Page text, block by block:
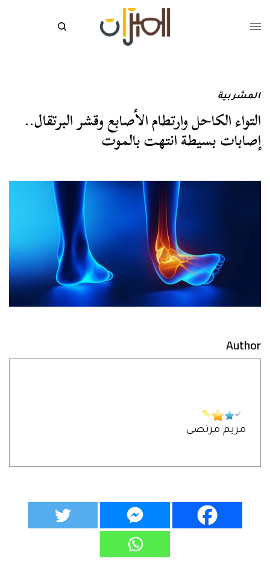
المشربية
التواء الكاحل وارتطام الأصابع وقشر البرتقال..
إصابات بسيطة انتهت بالموت
Author
مريم مرتضى